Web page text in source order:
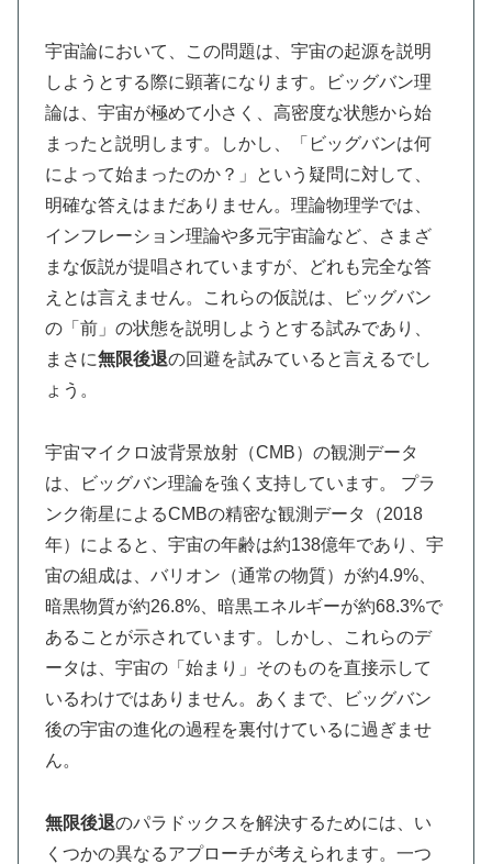
宇宙論において、この問題は、宇宙の起源を説明
しようとする際に顕著になります。ビッグバン理
論は、宇宙が極めて小さく、高密度な状態から始
まったと説明します。しかし、「ビッグバンは何
によって始まったのか？」という疑問に対して、
明確な答えはまだありません。理論物理学では、
インフレーション理論や多元宇宙論など、さまざ
まな仮説が提唱されていますが、どれも完全な答
えとは言えません。これらの仮説は、ビッグバン
の「前」の状態を説明しようとする試みであり、
まさに無限後退の回避を試みていると言えるでし
ょう。
宇宙マイクロ波背景放射（CMB）の観測データ
は、ビッグバン理論を強く支持しています。 プラ
ンク衛星によるCMBの精密な観測データ（2018
年）によると、宇宙の年齢は約138億年であり、宇
宙の組成は、バリオン（通常の物質）が約4.9%、
暗黒物質が約26.8%、暗黒エネルギーが約68.3%で
あることが示されています。しかし、これらのデ
ータは、宇宙の「始まり」そのものを直接示して
いるわけではありません。あくまで、ビッグバン
後の宇宙の進化の過程を裏付けているに過ぎませ
ん。
無限後退のパラドックスを解決するためには、い
くつかの異なるアプローチが考えられます。一つ